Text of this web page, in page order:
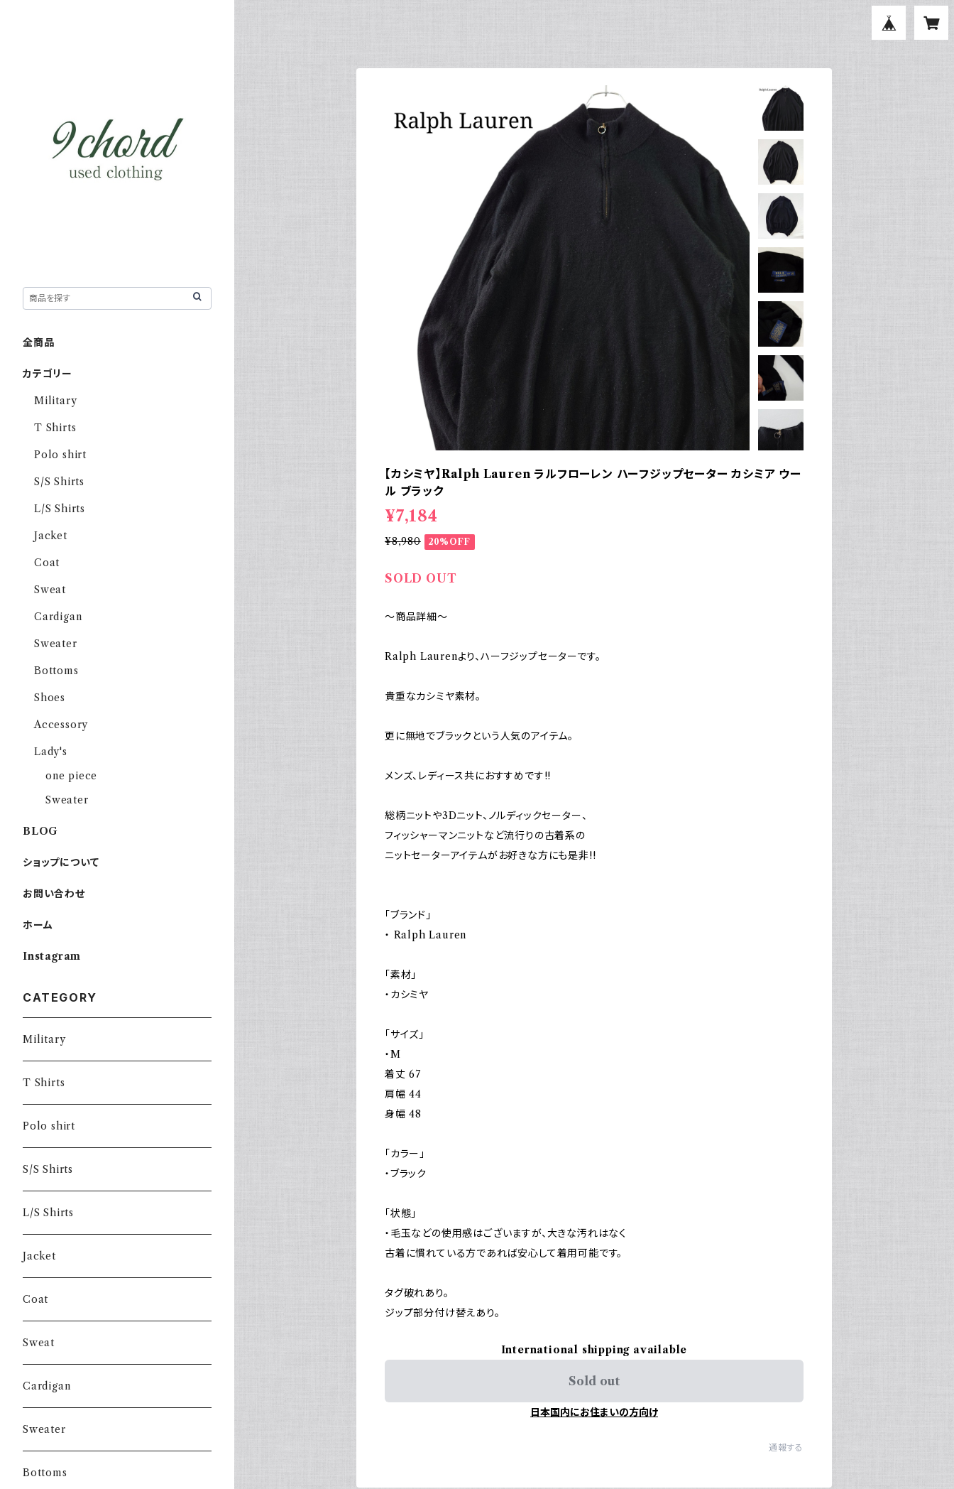
【カシミヤ】Ralph Lauren ラルフローレン ハーフジップセーター カシミア ウー
ル ブラック
¥7,184
¥8,980 20%OFF
SOLD OUT
～商品詳細～
Ralph Laurenより、ハーフジップセーターです。
貴重なカシミヤ素材。
更に無地でブラックという人気のアイテム。
メンズ、レディース共におすすめです!!
総柄ニットや3Dニット、ノルディックセーター、
フィッシャーマンニットなど流行りの古着系の
ニットセーターアイテムがお好きな方にも是非!!
「ブランド」
・ Ralph Lauren
「素材」
・カシミヤ
「サイズ」
・M
着丈 67
肩幅 44
身幅 48
「カラー」
・ブラック
「状態」
・毛玉などの使用感はございますが、大きな汚れはなく
古着に慣れている方であれば安心して着用可能です。
タグ破れあり。
ジップ部分付け替えあり。
International shipping available
Sold out
日本国内にお住まいの方向け
通報する
全商品
カテゴリー
Military
T Shirts
Polo shirt
S/S Shirts
L/S Shirts
Jacket
Coat
Sweat
Cardigan
Sweater
Bottoms
Shoes
Accessory
Lady's
one piece
Sweater
BLOG
ショップについて
お問い合わせ
ホーム
Instagram
CATEGORY
Military
T Shirts
Polo shirt
S/S Shirts
L/S Shirts
Jacket
Coat
Sweat
Cardigan
Sweater
Bottoms